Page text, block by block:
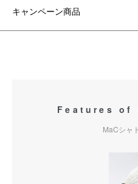
キャンペーン商品
Features of
MaCシャ